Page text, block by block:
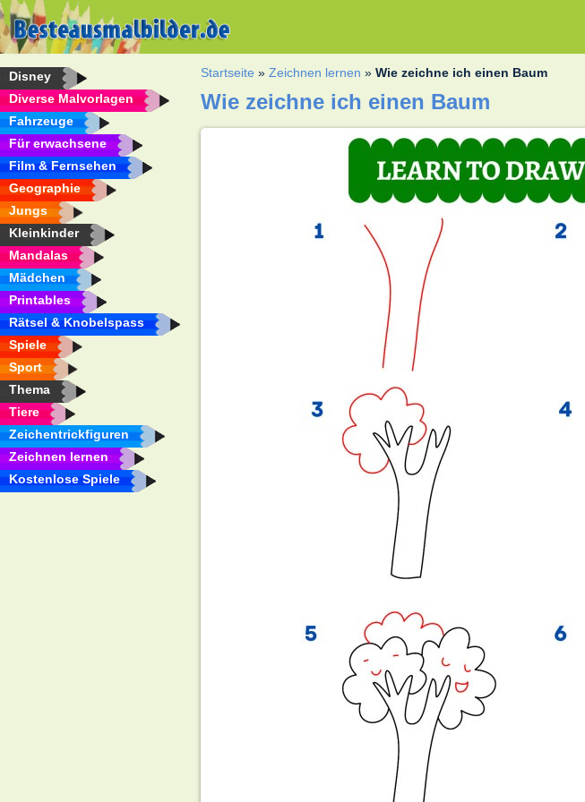
Disney
Diverse Malvorlagen
Fahrzeuge
Für erwachsene
Film & Fernsehen
Geographie
Jungs
Kleinkinder
Mandalas
Mädchen
Printables
Rätsel & Knobelspass
Spiele
Sport
Thema
Tiere
Zeichentrickfiguren
Zeichnen lernen
Kostenlose Spiele
Startseite »Zeichnen lernen »Wie zeichne ich einen Baum
Wie zeichne ich einen Baum